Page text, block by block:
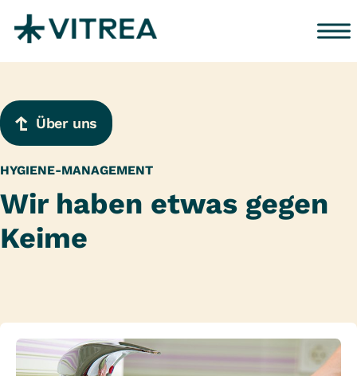
Über uns
HYGIENE-MANAGEMENT
Wir haben etwas gegen
Keime